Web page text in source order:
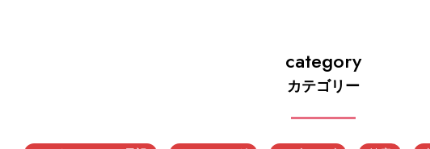
category
カテゴリー